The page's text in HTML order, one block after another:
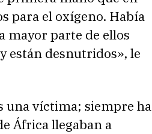
para el oxígeno. Había
mayor parte de ellos
están desnutridos», le
una víctima; siempre ha
África llegaban a